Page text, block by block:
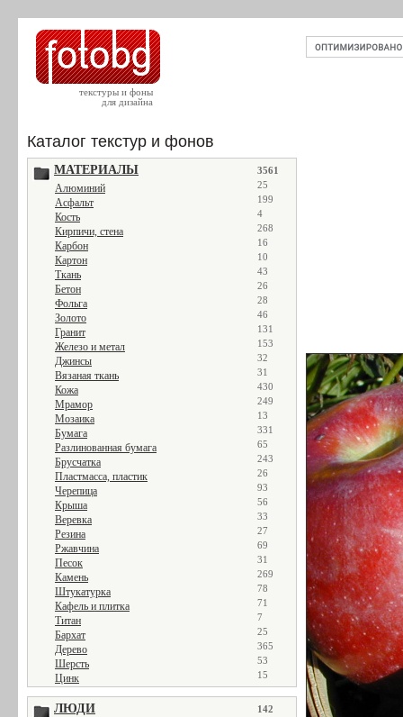
текстуры и фоны
для дизайна
Каталог текстур и фонов
МАТЕРИАЛЫ 3561
Алюминий 25
Асфальт 199
Кость 4
Кирпичи, стена 268
Карбон 16
Картон 10
Ткань 43
Бетон 26
Фольга 28
Золото 46
Гранит 131
Железо и метал 153
Джинсы 32
Вязаная ткань 31
Кожа 430
Мрамор 249
Мозаика 13
Бумага 331
Разлинованная бумага 65
Брусчатка 243
Пластмасса, пластик 26
Черепица 93
Крыша 56
Веревка 33
Резина 27
Ржавчина 69
Песок 31
Камень 269
Штукатурка 78
Кафель и плитка 71
Титан 7
Бархат 25
Дерево 365
Шерсть 53
Цинк 15
ЛЮДИ 142